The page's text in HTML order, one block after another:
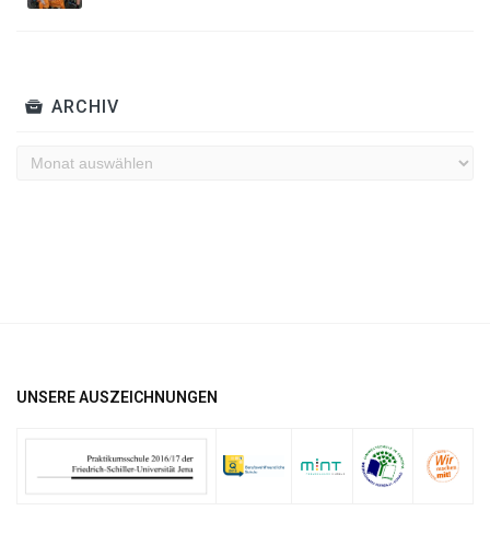
ARCHIV
Archiv
UNSERE AUSZEICHNUNGEN